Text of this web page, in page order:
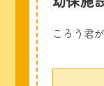
ころう君